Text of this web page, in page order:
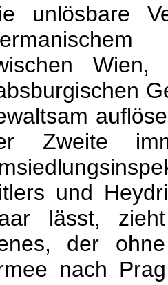
unlösbare
Zweite
und
lässt,
der
nach